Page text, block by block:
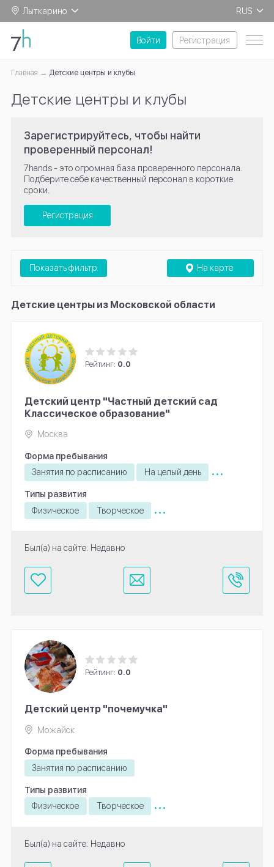
Лыткарино
RUS
EN
Войти
Регистрация
Главная Детские центры и клубы
Детские центры и клубы
Зарегистрируйтесь, чтобы найти
проверенный персонал!
7hands - это огромная база проверенного персонала.
Подберите себе качественный персонал в короткие
сроки.
Регистрация
На карте
Показать фильтр
Детские центры из Московской области
Рейтинг: 0.0
Детский центр "Частный детский сад
Классическое образование"
Москва
Форма пребывания
Занятия по расписанию
На целый день ...
Типы развития
Физическое
Творческое ...
Был(а) на сайте: Недавно
Рейтинг: 0.0
Детский центр "почемучка"
Можайск
Форма пребывания
Занятия по расписанию
Типы развития
Физическое
Творческое ...
Был(а) на сайте: Недавно